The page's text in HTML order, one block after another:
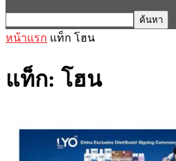
หน้าแรก แท็ก โฮน
แท็ก: โฮน